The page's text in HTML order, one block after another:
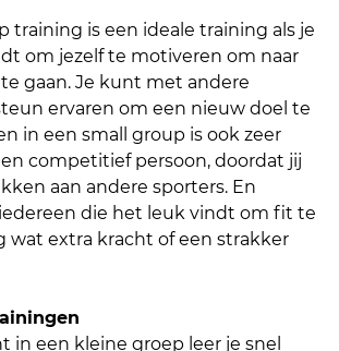
training is een ideale training als je
om jezelf te motiveren om naar
gaan. Je kunt met andere
ervaren om een nieuw doel te
in een small group is ook zeer
competitief persoon, doordat jij
aan andere sporters. En
die het leuk vindt om fit te
wat extra kracht of een strakker
in een kleine groep leer je snel